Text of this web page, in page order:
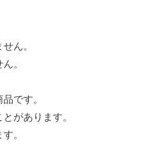
ん。
。
です。
があります。
。